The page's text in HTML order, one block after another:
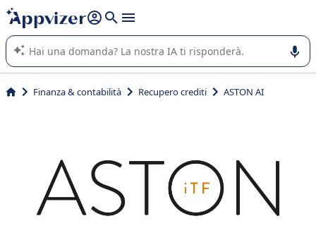
righe con
shift + enter
L'IA di Appvizer vi guida nell'utilizzo o nella scelta di un
software SaaS per la vostra azienda.
Finanza & contabilità Recupero crediti ASTON AI